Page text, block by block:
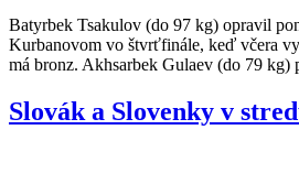
Batyrbek Tsakulov (do 97 kg) opravil
Kurbanovom vo štvrťfinále, keď včera
má bronz. Akhsarbek Gulaev (do 79
Slovák a Slovenky v